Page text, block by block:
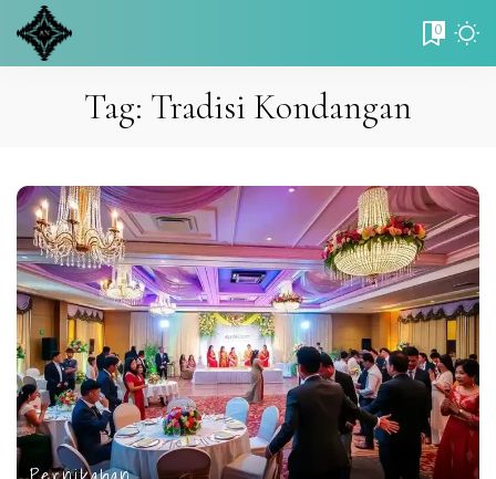
0
Tag: Tradisi Kondangan